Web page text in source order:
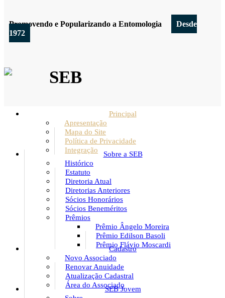
Promovendo e Popularizando a Entomologia
Desde
1972
SEB
Principal
Apresentação
Mapa do Site
Política de Privacidade
Integração
Sobre a SEB
Histórico
Estatuto
Diretoria Atual
Diretorias Anteriores
Sócios Honorários
Sócios Beneméritos
Prêmios
Prêmio Ângelo Moreira
Prêmio Edilson Basoli
Prêmio Flávio Moscardi
Cadastro
Novo Associado
Renovar Anuidade
Atualização Cadastral
Área do Associado
SEB Jovem